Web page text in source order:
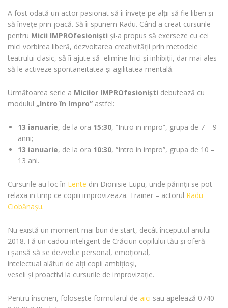
A fost odată un actor pasionat să îi învețe pe alții să fie liberi și
să învețe prin joacă. Să îi spunem Radu. Când a creat cursurile
pentru Micii IMPROfesioniști și-a propus să exerseze cu cei
mici vorbirea liberă, dezvoltarea creativității prin metodele
teatrului clasic, să îi ajute să elimine frici și inhibiții, dar mai ales
să le activeze spontaneitatea și agilitatea mentală.
Următoarea serie a Micilor IMPROfesioniști debutează cu
modulul „Intro în Impro” astfel:
13 ianuarie, de la ora 15:30, “Intro in impro”, grupa de 7 – 9
anni;
13 ianuarie, de la ora 10:30, “Intro in impro”, grupa de 10 –
13 ani.
Cursurile au loc în Lente din Dionisie Lupu, unde părinții se pot
relaxa in timp ce copiii improvizeaza. Trainer – actorul Radu
Ciobănașu.
Nu există un moment mai bun de start, decât începutul anului
2018. Fă un cadou inteligent de Crăciun copilului tău și oferă-
i șansă să se dezvolte personal, emoțional,
intelectual alături de alți copii ambițioși,
veseli și proactivi la cursurile de improvizație.
Pentru înscrieri, folosește formularul de aici sau apelează 0740